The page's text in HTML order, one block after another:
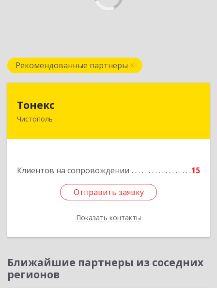
Рекомендованные партнеры
Тонекс
Чистополь
Клиентов на сопровождении 15
Отправить заявку
Показать контакты
422980, Татарстан Респ, Чистопольский р-н,
Отправить заявку
Назад
Ближайшие партнеры из соседних
регионов